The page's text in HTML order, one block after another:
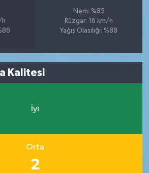
h
Nem: %85
Rüzgar: 16 km/h
Yağış Olasılığı: %88
Kalitesi
İyi
Orta
2